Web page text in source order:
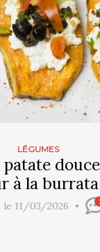
LÉGUMES
à la burrata
le 11/03/2026 1